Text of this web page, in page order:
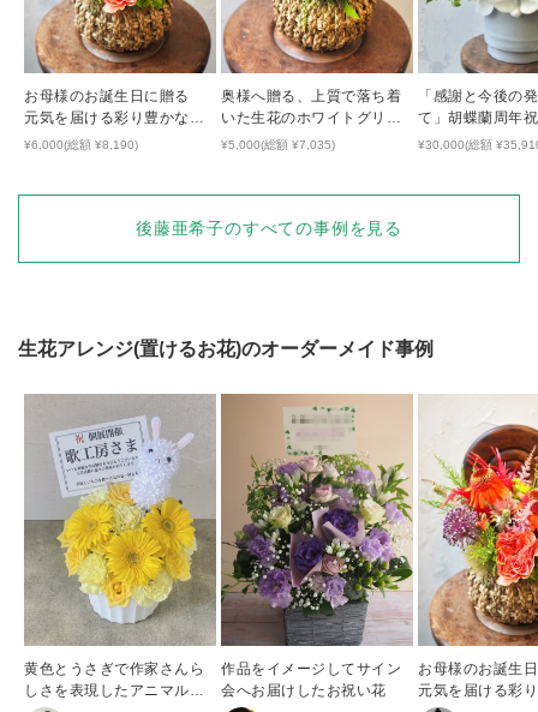
お母様のお誕生日に贈る
元気を届ける彩り豊かな生
花アレンジ
¥6,000(総額 ¥8,190)
奥様へ贈る、上質で落ち着
いた生花のホワイトグリー
ンアレンジ
¥5,000(総額 ¥7,035)
「感謝と今後の
て」胡蝶蘭周年
¥30,000(総額
後藤亜希子のすべての事例を見る
生花アレンジ(置けるお花)のオーダーメイド事例
黄色とうさぎで作家さんら
しさを表現したアニマルア
作品をイメージしてサイン
会へお届けしたお祝い花
お母様のお誕生
元気を届ける彩